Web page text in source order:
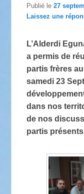
Publié le27
Laissez une
L’Alderdi
a permis de
partis frères
samedi 23
dans nos
de nos
partis